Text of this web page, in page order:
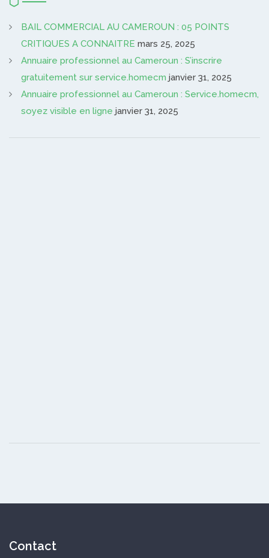
BAIL COMMERCIAL AU CAMEROUN : 05 POINTS
CRITIQUES A CONNAITRE mars 25, 2025
Annuaire professionnel au Cameroun : S’inscrire
gratuitement sur service.homecm janvier 31, 2025
Annuaire professionnel au Cameroun : Service.homecm,
soyez visible en ligne janvier 31, 2025
Contact